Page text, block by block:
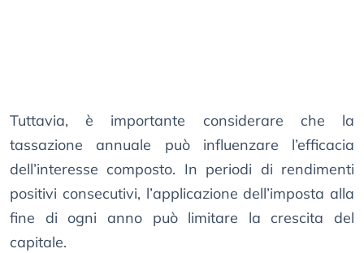
Tuttavia, è importante considerare che la
tassazione annuale può influenzare l’efficacia
dell’interesse composto. In periodi di rendimenti
positivi consecutivi, l’applicazione dell’imposta alla
fine di ogni anno può limitare la crescita del
capitale.